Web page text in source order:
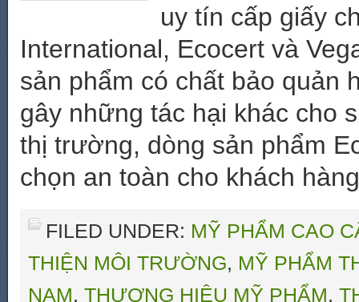
uy tín cấp giấy
International, Ecocert và
sản phẩm có chất bảo quản
gây những tác hại khác cho
thị trường, dòng sản phẩm
chọn an toàn cho khách
FILED UNDER: MỸ PHẨM CAO
THIỆN MÔI TRƯỜNG, MỸ PHẨM
NAM, THƯƠNG HIỆU MỸ PHẨM,